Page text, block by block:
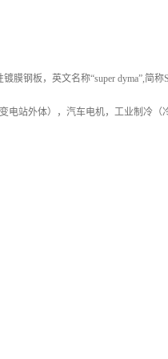
膜钢板，英文名称“super dyma”,简
电站外体），汽车电机，工业制冷